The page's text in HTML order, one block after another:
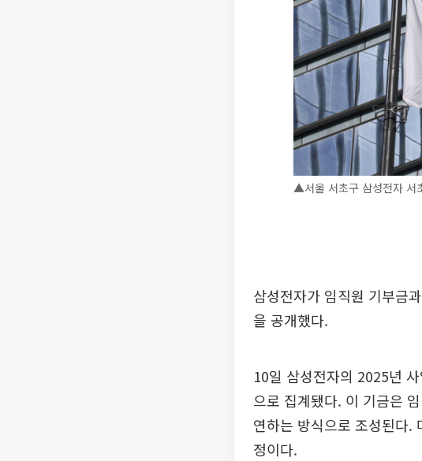
▲서울 서초구 삼성전자 서
삼성전자가 임직원 기부금
을 공개했다.
10일 삼성전자의 2025년
으로 집계됐다. 이 기금은
연하는 방식으로 조성된다.
정이다.